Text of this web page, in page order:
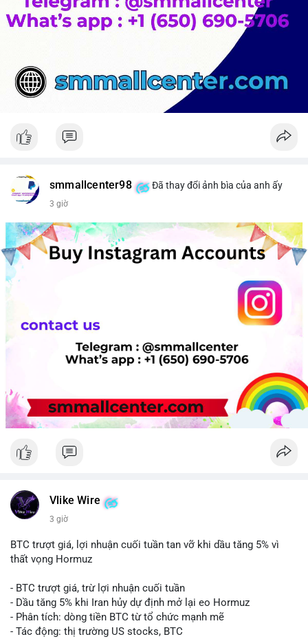
smmallcenter98 Đã thay đổi ảnh bìa của anh ấy
3 giờ
Vlike Wire
3 giờ
BTC trượt giá, lợi nhuận cuối tuần tan vỡ khi dầu tăng 5% vì
thất vọng Hormuz
- BTC trượt giá, trừ lợi nhuận cuối tuần
- Dầu tăng 5% khi Iran hủy dự định mở lại eo Hormuz
- Phân tích: dòng tiền BTC từ tổ chức mạnh mẽ
- Tác động: thị trường US stocks, BTC